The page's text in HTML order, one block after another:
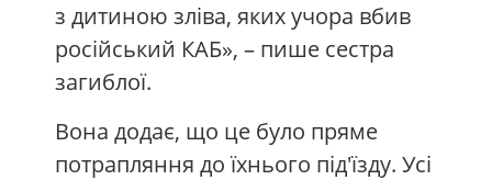
з дитиною зліва, яких учора вбив
російський КАБ», – пише сестра
загиблої.
Вона додає, що це було пряме
потрапляння до їхнього під'їзду. Усі